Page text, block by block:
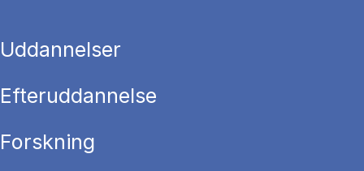
Uddannelser
Efteruddannelse
Forskning